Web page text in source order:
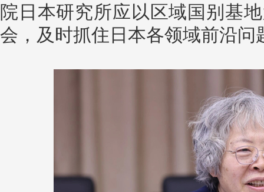
院日本研究所应以区域国别基
会，及时抓住日本各领域前沿